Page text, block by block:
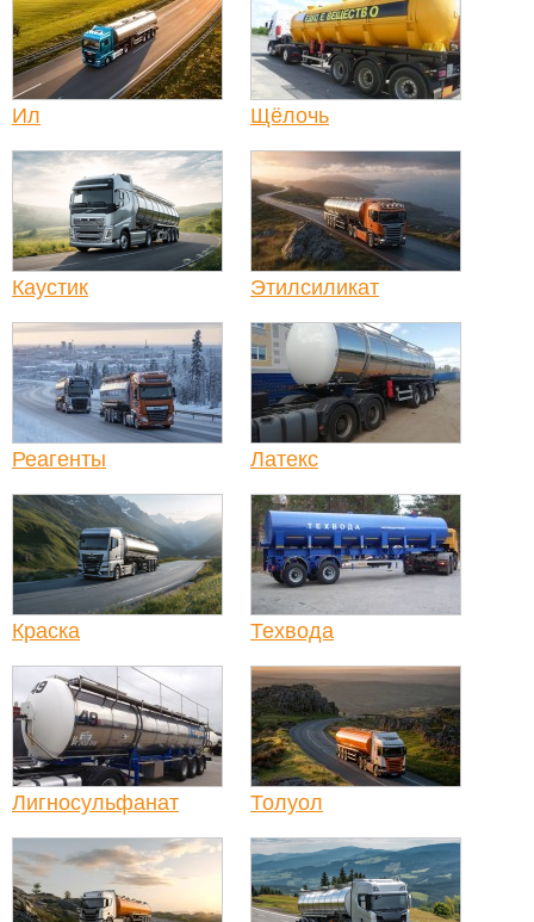
Ил Щёлочь
Каустик Этилсиликат
Реагенты Латекс
Краска Техвода
Лигносульфанат Толуол